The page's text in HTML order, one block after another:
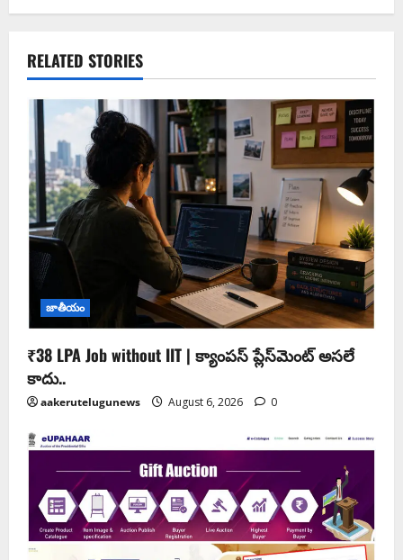
RELATED STORIES
జాతీయం
₹38 LPA Job without IIT | క్యాంపస్ ప్లేస్‌మెంట్ అసలే
కాదు..
aakerutelugunews August 6, 2026 0